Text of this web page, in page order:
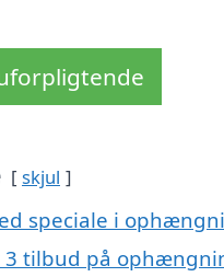
skjul
speciale i
tilbud på